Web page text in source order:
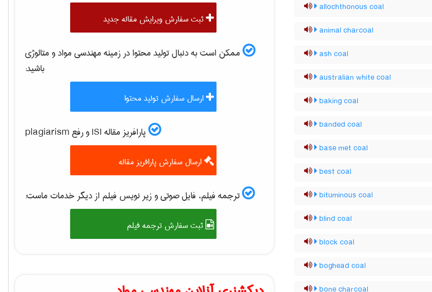
allochthonous coal
animal charcoal
ash coal
australian white coal
baking coal
banded coal
base met coal
best coal
bituminous coal
blind coal
block coal
boghead coal
ثبت سفارش ویرایش مقاله جدید
ممکن است به دنبال تولید محتوا در زمینهمهندسی مواد و متالوژی
باشید:
ارسال سفارش تولید محتوا
پارافریز مقاله ISI و رفع plagiarism
ارسال سفارش پارافریز مقاله
ترجمه فیلم، فایل صوتی و زیر نویس فیلم از دیگر خدمات ماست:
ثبت سفارش ترجمه فیلم